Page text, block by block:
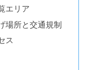
エリア
場所と交通規制
ス